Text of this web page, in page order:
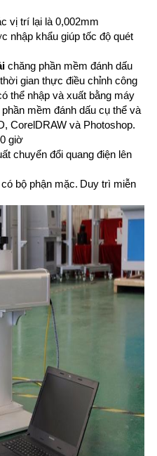
vị trí lại là 0,002mm
nhập khẩu giúp tốc độ quét
chăng phần mềm đánh dấu
gian thực điều chỉnh công
thể nhập và xuất bằng máy
mềm đánh dấu cụ thể và
CorelDRAW và Photoshop.
giờ
chuyển đổi quang điện lên
có bộ phận mặc. Duy trì miễn